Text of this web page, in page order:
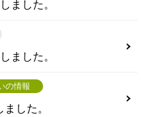
ました。
ました。
の情報
した。